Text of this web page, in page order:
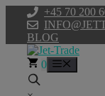
indhold
+45 70 200
BLOG
0